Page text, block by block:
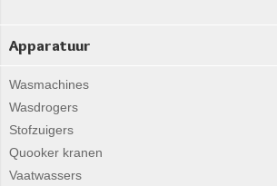
Apparatuur
Wasmachines
Wasdrogers
Stofzuigers
Quooker kranen
Vaatwassers